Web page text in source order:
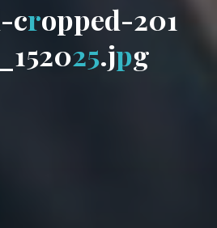
-cropped-201
152025.jpg